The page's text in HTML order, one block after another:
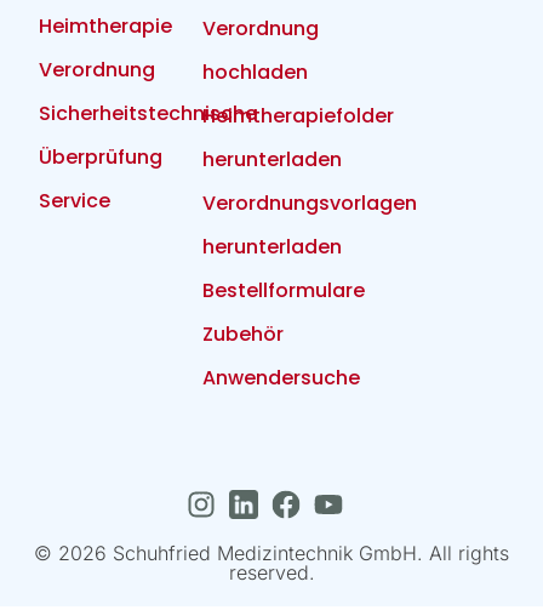
Heimtherapie
Verordnung
Sicherheitstechnische
Überprüfung
Service
Verordnung
hochladen
Heimtherapiefolder
herunterladen
Verordnungsvorlagen
herunterladen
Bestellformulare
Zubehör
Anwendersuche
© 2026 Schuhfried Medizintechnik GmbH. All rights
reserved.